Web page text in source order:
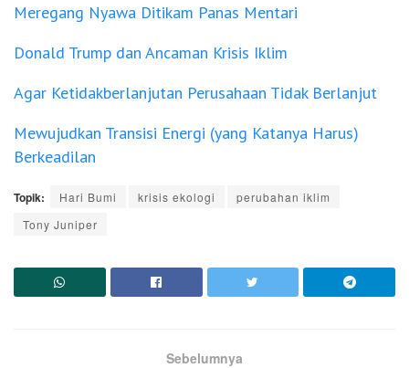
Meregang Nyawa Ditikam Panas Mentari
Donald Trump dan Ancaman Krisis Iklim
Agar Ketidakberlanjutan Perusahaan Tidak Berlanjut
Mewujudkan Transisi Energi (yang Katanya Harus)
Berkeadilan
Topik: Hari Bumi krisis ekologi
perubahan iklim
Tony Juniper
Sebelumnya